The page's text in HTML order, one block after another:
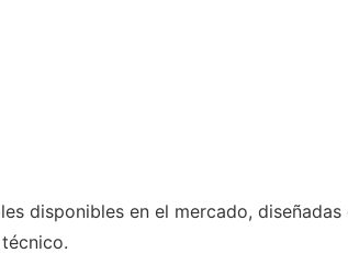
disponibles en el mercado,